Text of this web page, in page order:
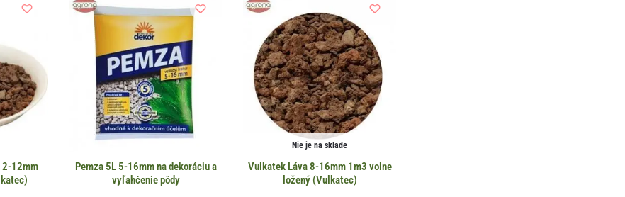
2-12mm
Pemza 5L 5-16mm na dekoráciu a
vyľahčenie pôdy
Nie je na sklade
Vulkatek Láva 8-16mm 1m3 volne
ložený (Vulkatec)